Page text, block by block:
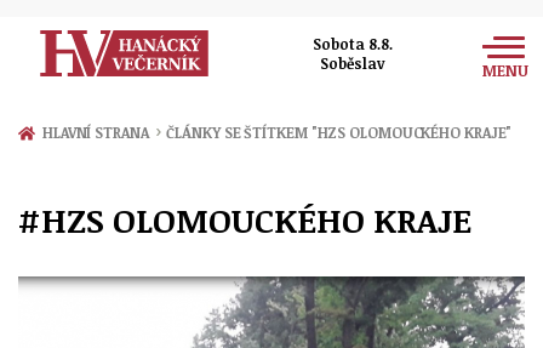
Sobota 8.8.
Soběslav
MENU
Zprávy
Politika
Kultura
Hudba
Společnost
HLAVNÍ STRANA › ČLÁNKY SE ŠTÍTKEM "HZS OLOMOUCKÉHO KRAJE"
#HZS OLOMOUCKÉHO KRAJE